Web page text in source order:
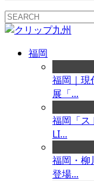
福岡
福岡｜現
展「...
福岡「ス
LI...
福岡・柳
登場...